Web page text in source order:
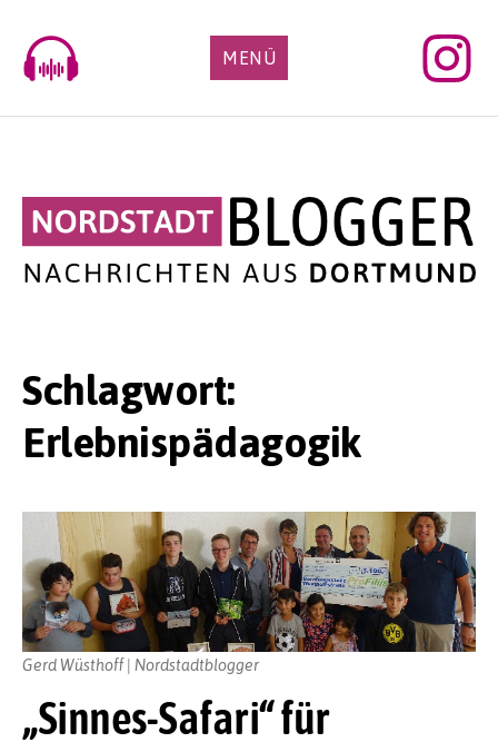
content
MENÜ
Schlagwort:
Erlebnispädagogik
„Sinnes-Safari“ für
Gerd Wüsthoff | Nordstadtblogger